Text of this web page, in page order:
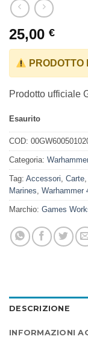
25,00 €
Prodotto ufficiale
Esaurito
COD:
Categoria:
Tag: Accessori Carte
Marines Warhammer
Marchio: Games
DESCRIZIONE
INFORMAZIONI